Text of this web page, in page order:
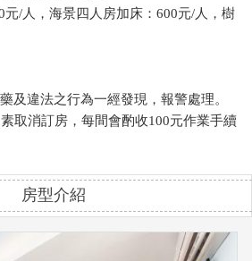
元/人，海景四人房加床：600元/人，樹
及違法之行為一經發現，報警處理。
取消訂房，每間會酌收100元作業手續
房型介紹